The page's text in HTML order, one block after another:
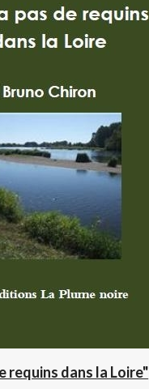
requins dans la Loire"